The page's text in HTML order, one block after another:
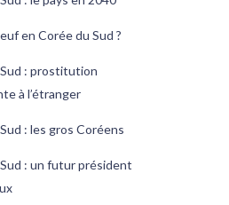
en Corée du Sud ?
: prostitution
à l’étranger
: les gros Coréens
: un futur président